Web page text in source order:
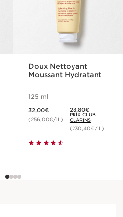
Doux Nettoyant
Moussant Hydratant
125 ml
32,00€
(256,00€/1L)
Prix Club Clarins 28,80€
28,80€
PRIX CLUB
CLARINS
(230,40€/1L)